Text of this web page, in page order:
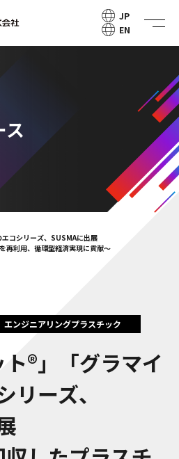
JP
EN
ス
コシリーズ、SUSMAに出展
再利用、循環型経済実現に貢献～
エンジニアリングプラスチック
ト®」「グラマイ
リーズ、